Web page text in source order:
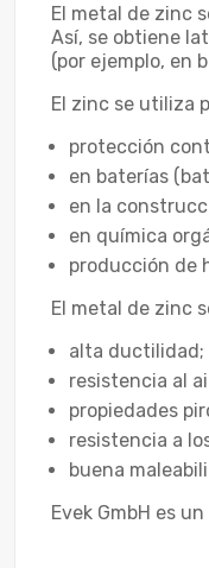
El metal de zinc
Así, se obtiene
(por ejemplo, en
El zinc se utiliza
protección
en baterías
en la
en química
producción de
El metal de zinc
alta ductilidad;
resistencia al
propiedades
resistencia a
buena
Evek GmbH es